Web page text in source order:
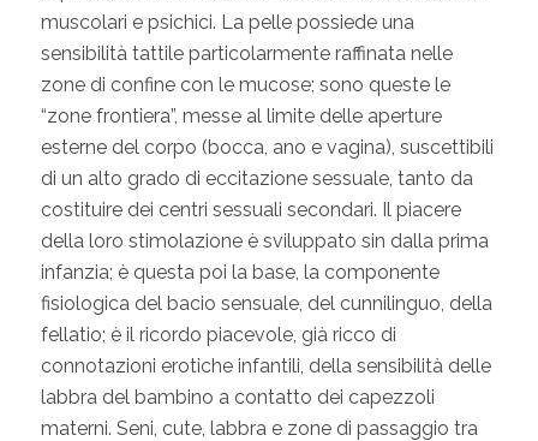
muscolari e psichici. La pelle possiede una
sensibilità tattile particolarmente raffinata nelle
zone di confine con le mucose; sono queste le
“zone frontiera”, messe al limite delle aperture
esterne del corpo (bocca, ano e vagina), suscettibili
di un alto grado di eccitazione sessuale, tanto da
costituire dei centri sessuali secondari. Il piacere
della loro stimolazione è sviluppato sin dalla prima
infanzia; è questa poi la base, la componente
fisiologica del bacio sensuale, del cunnilinguo, della
fellatio; è il ricordo piacevole, già ricco di
connotazioni erotiche infantili, della sensibilità delle
labbra del bambino a contatto dei capezzoli
materni. Seni, cute, labbra e zone di passaggio tra